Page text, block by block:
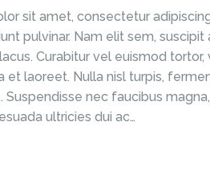
sit amet, consectetur
pulvinar. Nam elit sem,
Curabitur vel euismod
et laoreet. Nulla nisl turpis,
Suspendisse nec faucibus
ultricies dui ac…